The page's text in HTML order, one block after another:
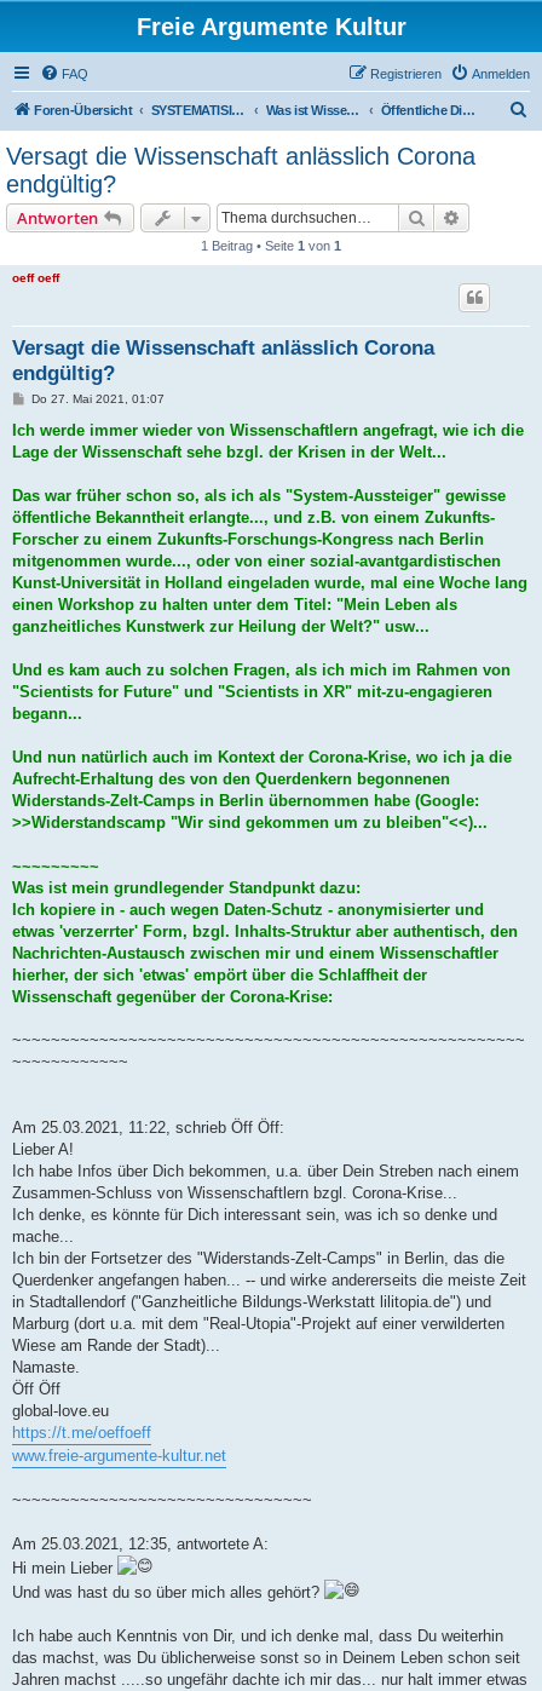
Freie Argumente Kultur
FAQ Anmelden
Registrieren
Foren-Übersicht SYSTEMATISIERUNG VON INHALTEN IN WISSENSCHAFTLICHER RICHTUNG Was ist Wissenschaft? Braucht es einen "System-Change der Wissenschaft"? Öffentliche Diskussion
Versagt die Wissenschaft anlässlich Corona
endgültig?
Antworten Suche
1 Beitrag • Seite 1 von 1
oeff oeff
Versagt die Wissenschaft anlässlich Corona
endgültig?
B
i
r
Do 27. Mai 2021, 01:07
Ich werde immer wieder von Wissenschaftlern angefragt, wie ich die
Lage der Wissenschaft sehe bzgl. der Krisen in der Welt...
Das war früher schon so, als ich als "System-Aussteiger" gewisse
öffentliche Bekanntheit erlangte..., und z.B. von einem Zukunfts-
Forscher zu einem Zukunfts-Forschungs-Kongress nach Berlin
mitgenommen wurde..., oder von einer sozial-avantgardistischen
Kunst-Universität in Holland eingeladen wurde, mal eine Woche lang
einen Workshop zu halten unter dem Titel: "Mein Leben als
ganzheitliches Kunstwerk zur Heilung der Welt?" usw...
Und es kam auch zu solchen Fragen, als ich mich im Rahmen von
"Scientists for Future" und "Scientists in XR" mit-zu-engagieren
begann...
Und nun natürlich auch im Kontext der Corona-Krise, wo ich ja die
Aufrecht-Erhaltung des von den Querdenkern begonnenen
Widerstands-Zelt-Camps in Berlin übernommen habe (Google:
>>Widerstandscamp "Wir sind gekommen um zu bleiben"<<)...
~~~~~~~~~
Was ist mein grundlegender Standpunkt dazu:
Ich kopiere in - auch wegen Daten-Schutz - anonymisierter und
etwas 'verzerrter' Form, bzgl. Inhalts-Struktur aber authentisch, den
Nachrichten-Austausch zwischen mir und einem Wissenschaftler
hierher, der sich 'etwas' empört über die Schlaffheit der
Wissenschaft gegenüber der Corona-Krise:
~~~~~~~~~~~~~~~~~~~~~~~~~~~~~~~~~~~~~~~~~~~~~~~~~~~~~
~~~~~~~~~~~~
Am 25.03.2021, 11:22, schrieb Öff Öff:
Lieber A!
Ich habe Infos über Dich bekommen, u.a. über Dein Streben nach einem
Zusammen-Schluss von Wissenschaftlern bzgl. Corona-Krise...
Ich denke, es könnte für Dich interessant sein, was ich so denke und
mache...
Ich bin der Fortsetzer des "Widerstands-Zelt-Camps" in Berlin, das die
Querdenker angefangen haben... -- und wirke andererseits die meiste Zeit
in Stadtallendorf ("Ganzheitliche Bildungs-Werkstatt lilitopia.de") und
Marburg (dort u.a. mit dem "Real-Utopia"-Projekt auf einer verwilderten
Wiese am Rande der Stadt)...
Namaste.
Öff Öff
global-love.eu
https://t.me/oeffoeff
www.freie-argumente-kultur.net
~~~~~~~~~~~~~~~~~~~~~~~~~~~~~~~
Am 25.03.2021, 12:35, antwortete A:
Hi mein Lieber
Und was hast du so über mich alles gehört?
Ich habe auch Kenntnis von Dir, und ich denke mal, dass Du weiterhin
das machst, was Du üblicherweise sonst so in Deinem Leben schon seit
Jahren machst .....so ungefähr dachte ich mir das... nur halt immer etwas